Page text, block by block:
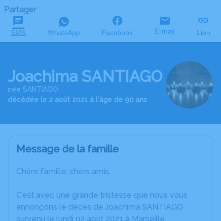
Partager
SMS WhatsApp Facebook E-mail Lien
Joachima SANTIAGO
née SANTIAGO
décédée le 2 août 2021 à l'âge de 90 ans
Message de la famille
Chère famille, chers amis,
C’est avec une grande tristesse que nous vous
annonçons le décès de Joachima SANTIAGO
survenu le lundi 02 août 2021 à Marseille.